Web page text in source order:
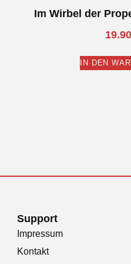
Im Wirbel der
IN DEN
Support
Impressum
Kontakt